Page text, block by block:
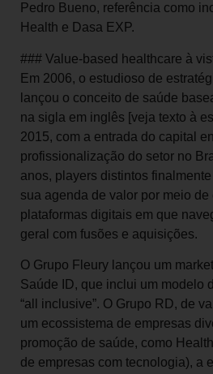
Pedro Bueno, referência como
Health e Dasa EXP.
### Value-based healthcare à
Em 2006, o estudioso de
lançou o conceito de saúde
na sigla em inglês [veja texto à
2015, com a entrada do capital
profissionalização do setor no
anos, players distintos
sua agenda de valor por meio de
plataformas digitais em que
geral com fusões e aquisições.
O Grupo Fleury lançou um
Saúde ID, que inclui um modelo
“all inclusive”. O Grupo RD, de
um ecossistema de empresas
promoção de saúde, como
de empresas com tecnologia), a